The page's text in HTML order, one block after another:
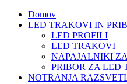
Domov
LED TRAKOVI IN
LED PROFILI
LED TRAKOVI
NAPAJALNIKI
PRIBOR ZA LED
NOTRANJA